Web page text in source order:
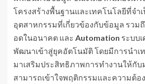
โครงสร้างพื้นฐานและเทคโนโลยีที่จำ
อุตสาหกรรมที่เกี่ยวข้องกับข้อมูล รวม
อดในอนาคต และ Automation ระบบ
พัฒนาเข้าสู่ยุคอัตโนมัติ โดยมีการนำเ
มาเสริมประสิทธิภาพการทำงานให้กับ
สามารถเข้าใจพฤติกรรมและความต้อ